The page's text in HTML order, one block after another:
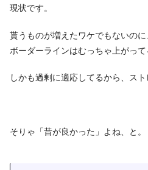
現状です。
貰うものが増えたワケでもないの
ボーダーラインはむっちゃ上がって
しかも過剰に適応してるから、スト
そりゃ「昔が良かった」よね、と。